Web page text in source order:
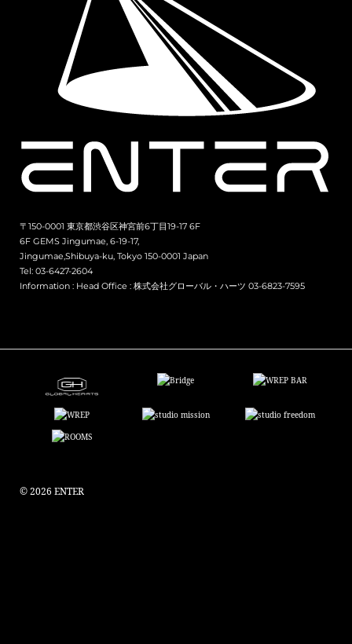
〒150-0001 東京都渋谷区神宮前6丁目19-17 6F
6F GEMS Jingumae, 6-19-17,
Jingumae,Shibuya-ku, Tokyo 150-0001 Japan
Tel: 03-6427-2604
Information : Head Office : 株式会社グローバル・ハーツ 03-6823-7595
© 2026 ENTER